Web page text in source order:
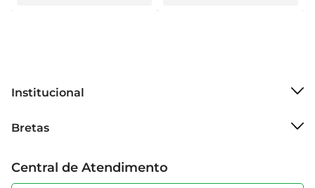
Institucional
Grupo Cencosud
Sobre privacidade
Bretas
Produtos Bretas
Central de Atendimento